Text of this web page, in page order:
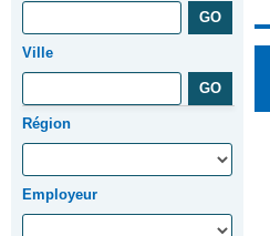
Ville
Région
Employeur